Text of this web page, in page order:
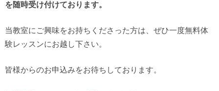
を随時受け付けております。
当教室にご興味をお持ちくださった方は、ぜひ一度無料体
験レッスンにお越し下さい。
皆様からのお申込みをお待ちしております。